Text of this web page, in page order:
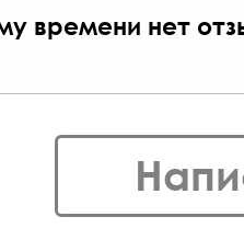
времени нет